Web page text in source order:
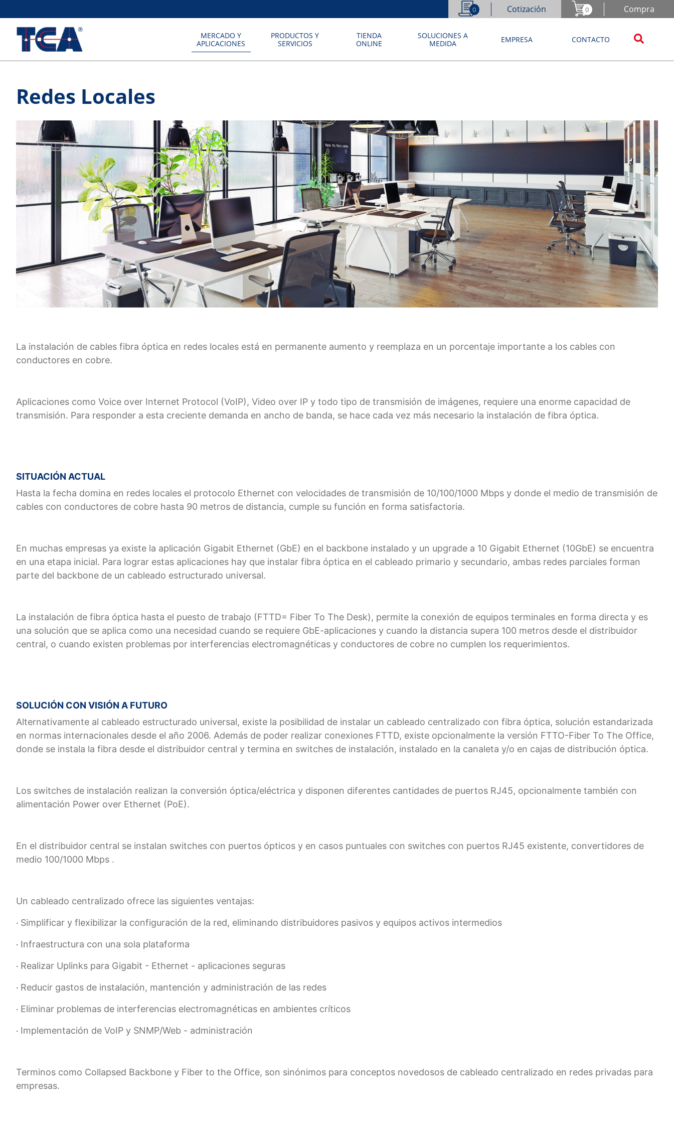
0 Compra
0 Cotización
MERCADO Y
APLICACIONES
PRODUCTOS Y
SERVICIOS
TIENDA
ONLINE
SOLUCIONES A
MEDIDA
EMPRESA CONTACTO
Redes Locales
La instalación de cables fibra óptica en redes locales está en permanente aumento y reemplaza en un porcentaje importante a los cables con
conductores en cobre.
Aplicaciones como Voice over Internet Protocol (VoIP), Video over IP y todo tipo de transmisión de imágenes, requiere una enorme capacidad de
transmisión. Para responder a esta creciente demanda en ancho de banda, se hace cada vez más necesario la instalación de fibra óptica.
SITUACIÓN ACTUAL
Hasta la fecha domina en redes locales el protocolo Ethernet con velocidades de transmisión de 10/100/1000 Mbps y donde el medio de transmisión de
cables con conductores de cobre hasta 90 metros de distancia, cumple su función en forma satisfactoria.
En muchas empresas ya existe la aplicación Gigabit Ethernet (GbE) en el backbone instalado y un upgrade a 10 Gigabit Ethernet (10GbE) se encuentra
en una etapa inicial. Para lograr estas aplicaciones hay que instalar fibra óptica en el cableado primario y secundario, ambas redes parciales forman
parte del backbone de un cableado estructurado universal.
La instalación de fibra óptica hasta el puesto de trabajo (FTTD= Fiber To The Desk), permite la conexión de equipos terminales en forma directa y es
una solución que se aplica como una necesidad cuando se requiere GbE-aplicaciones y cuando la distancia supera 100 metros desde el distribuidor
central, o cuando existen problemas por interferencias electromagnéticas y conductores de cobre no cumplen los requerimientos.
SOLUCIÓN CON VISIÓN A FUTURO
Alternativamente al cableado estructurado universal, existe la posibilidad de instalar un cableado centralizado con fibra óptica, solución estandarizada
en normas internacionales desde el año 2006. Además de poder realizar conexiones FTTD, existe opcionalmente la versión FTTO-Fiber To The Office,
donde se instala la fibra desde el distribuidor central y termina en switches de instalación, instalado en la canaleta y/o en cajas de distribución óptica.
Los switches de instalación realizan la conversión óptica/eléctrica y disponen diferentes cantidades de puertos RJ45, opcionalmente también con
alimentación Power over Ethernet (PoE).
En el distribuidor central se instalan switches con puertos ópticos y en casos puntuales con switches con puertos RJ45 existente, convertidores de
medio 100/1000 Mbps .
Un cableado centralizado ofrece las siguientes ventajas:
· Simplificar y flexibilizar la configuración de la red, eliminando distribuidores pasivos y equipos activos intermedios
· Infraestructura con una sola plataforma
· Realizar Uplinks para Gigabit - Ethernet - aplicaciones seguras
· Reducir gastos de instalación, mantención y administración de las redes
· Eliminar problemas de interferencias electromagnéticas en ambientes críticos
· Implementación de VoIP y SNMP/Web - administración
Terminos como Collapsed Backbone y Fiber to the Office, son sinónimos para conceptos novedosos de cableado centralizado en redes privadas para
empresas.